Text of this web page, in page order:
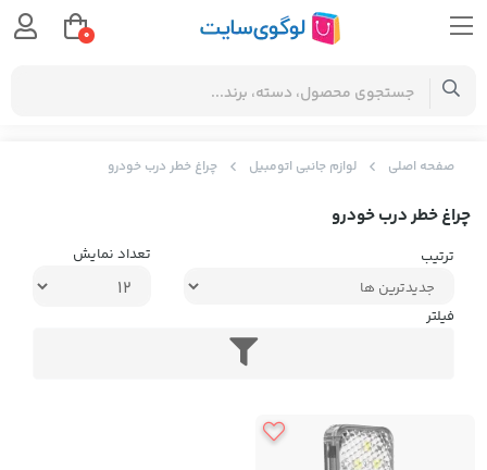
صفحه اصلی لوازم جانبی اتومبیل چراغ خطر درب خودرو
چراغ خطر درب خودرو
ترتیب تعداد نمایش
فیلتر
0